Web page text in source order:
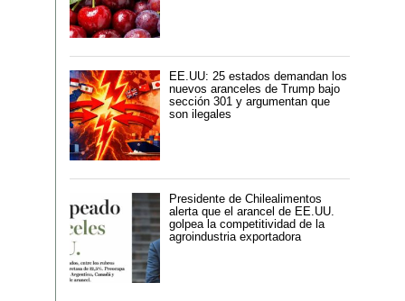
EE.UU: 25 estados demandan los
nuevos aranceles de Trump bajo
sección 301 y argumentan que
son ilegales
Presidente de Chilealimentos
alerta que el arancel de EE.UU.
golpea la competitividad de la
agroindustria exportadora